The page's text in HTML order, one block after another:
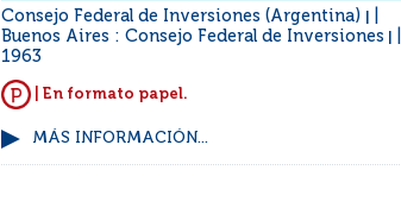
Consejo Federal de Inversiones (Argentina)
Buenos Aires : Consejo Federal de Inversiones
1963
| En formato papel.
MÁS INFORMACIÓN...